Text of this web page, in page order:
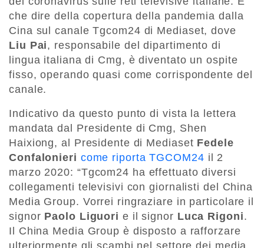
che dire della copertura della pandemia dalla
Cina sul canale Tgcom24 di Mediaset, dove
Liu Pai, responsabile del dipartimento di
lingua italiana di Cmg, è diventato un ospite
fisso, operando quasi come corrispondente del
canale.
Indicativo da questo punto di vista la lettera
mandata dal Presidente di Cmg, Shen
Haixiong, al Presidente di Mediaset Fedele
Confalonieri come riporta TGCOM24 il 2
marzo 2020: “Tgcom24 ha effettuato diversi
collegamenti televisivi con giornalisti del China
Media Group. Vorrei ringraziare in particolare il
signor Paolo Liguori e il signor Luca Rigoni.
Il China Media Group è disposto a rafforzare